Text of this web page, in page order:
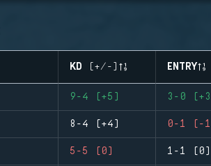
KD (+/-) ENTRY
9-4 (+5) 3-0
8-4 (+4) 0-1 (-
5-5 (0) 1-1 (0)